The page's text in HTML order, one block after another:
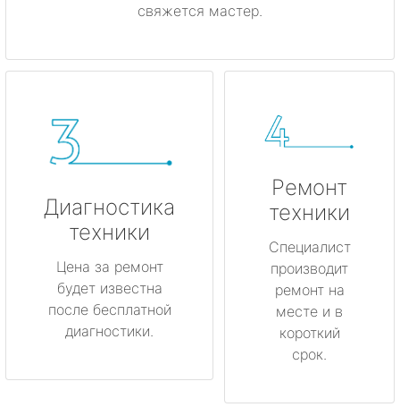
свяжется мастер.
Диагностика
техники
Цена за ремонт
будет известна
после бесплатной
диагностики.
Ремонт
техники
Специалист
производит
ремонт на
месте и в
короткий
срок.